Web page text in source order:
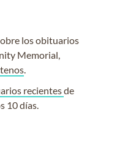
los obituarios
Memorial,
.
recientesde
10 días.